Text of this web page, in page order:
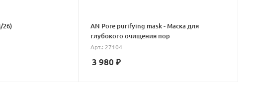
26)
AN Pore purifying mask - Маска для
глубокого очищения пор
Арт.: 27104
3 980 ₽